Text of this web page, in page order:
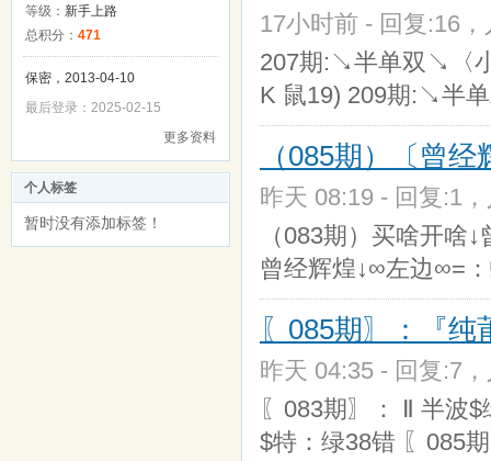
等级： 新手上路
总积分： 471
保密，2013-04-10
最后登录：2025-02-15
更多资料
个人标签
暂时没有添加标签！
17小时前 - 回复:16
207期:↘半单双↘〈
K 鼠19) 209期:↘半
（085期）〔曾
昨天 08:19 - 回复:1
（083期）买啥开啥
曾经辉煌↓∞左边∞=
〖085期〗：『
昨天 04:35 - 回复:7
〖083期〗： Ⅱ 半波
$特：绿38错 〖085